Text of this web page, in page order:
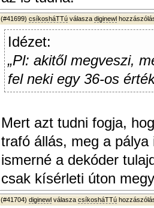
(#41699) csíkosháTTú válasza diginewl
Idézet:
„Pl: akitől megveszi,
fel neki egy 36-os
Mert azt tudni fogja,
trafó állás, meg a
ismerné a dekóder
csak kísérleti úton
(#41704) diginewl válasza csíkosháTTú